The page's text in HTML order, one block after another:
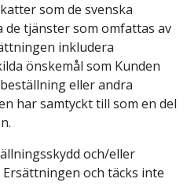
som de svenska
tjänster som omfattas av
inkludera
önskemål som Kunden
eller andra
har samtyckt till som en del
och/eller
och täcks inte